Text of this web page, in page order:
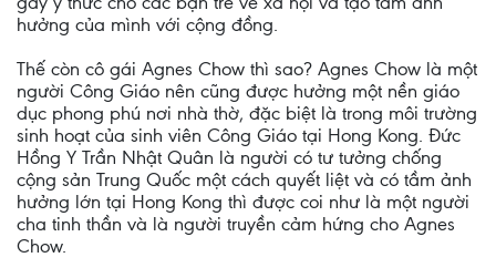
hưởng của mình với cộng đồng.
Thế còn cô gái Agnes Chow thì sao? Agnes Chow là một
người Công Giáo nên cũng được hưởng một nền giáo
dục phong phú nơi nhà thờ, đặc biệt là trong môi trường
sinh hoạt của sinh viên Công Giáo tại Hong Kong. Đức
Hồng Y Trần Nhật Quân là người có tư tưởng chống
cộng sản Trung Quốc một cách quyết liệt và có tầm ảnh
hưởng lớn tại Hong Kong thì được coi như là một người
cha tinh thần và là người truyền cảm hứng cho Agnes
Chow.